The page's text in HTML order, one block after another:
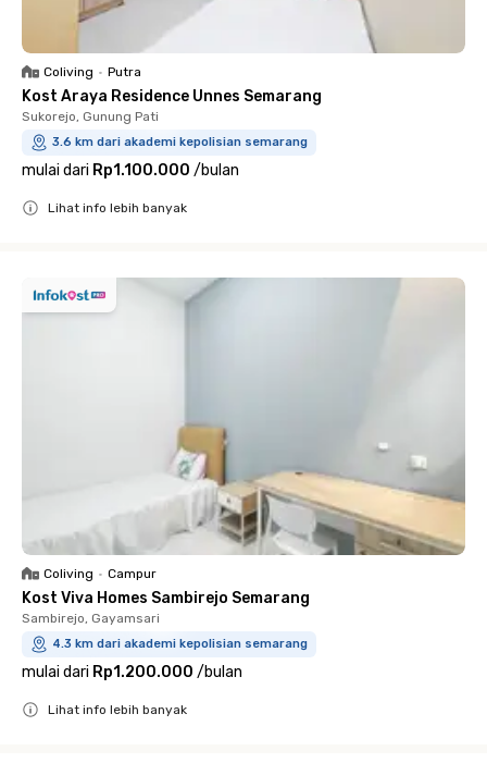
Coliving • Putra
Kost Araya Residence Unnes Semarang
Sukorejo, Gunung Pati
3.6 km dari akademi kepolisian semarang
mulai dari Rp1.100.000 /bulan
Lihat info lebih banyak
Coliving • Campur
Kost Viva Homes Sambirejo Semarang
Sambirejo, Gayamsari
4.3 km dari akademi kepolisian semarang
mulai dari Rp1.200.000 /bulan
Lihat info lebih banyak